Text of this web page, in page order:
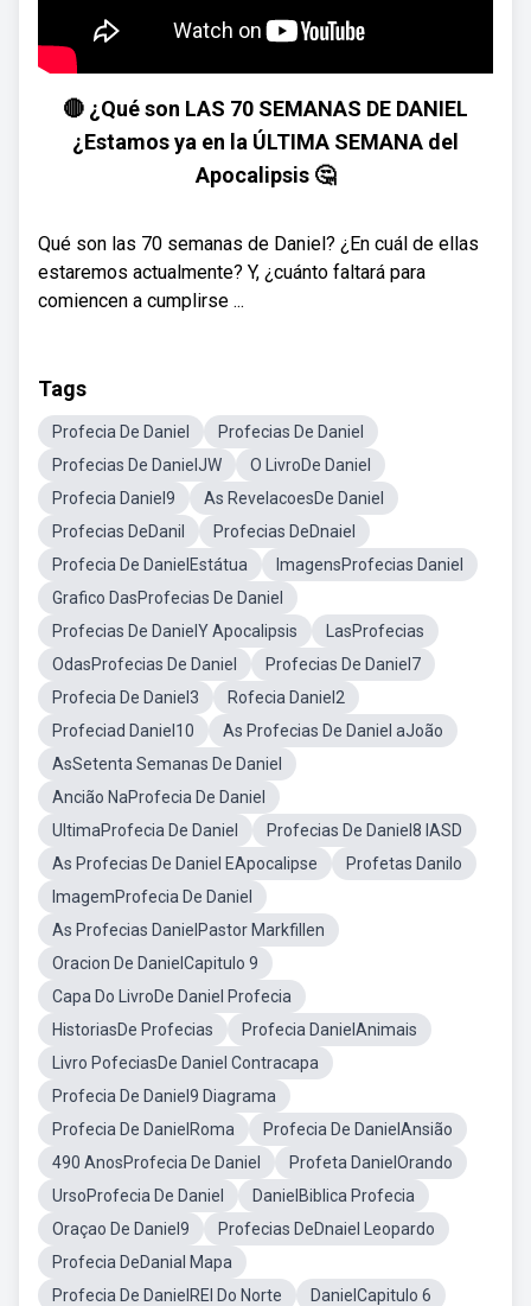
🔴 ¿Qué son LAS 70 SEMANAS DE DANIEL
¿Estamos ya en la ÚLTIMA SEMANA del
Apocalipsis 🤔
Qué son las 70 semanas de Daniel? ¿En cuál de ellas
estaremos actualmente? Y, ¿cuánto faltará para
comiencen a cumplirse ...
Tags
Profecia De Daniel
Profecias De Daniel
Profecias De DanielJW
O LivroDe Daniel
Profecia Daniel9
As RevelacoesDe Daniel
Profecias DeDanil
Profecias DeDnaiel
Profecia De DanielEstátua
ImagensProfecias Daniel
Grafico DasProfecias De Daniel
Profecias De DanielY Apocalipsis
LasProfecias
OdasProfecias De Daniel
Profecias De Daniel7
Profecia De Daniel3
Rofecia Daniel2
Profeciad Daniel10
As Profecias De Daniel aJoão
AsSetenta Semanas De Daniel
Ancião NaProfecia De Daniel
UltimaProfecia De Daniel
Profecias De Daniel8 IASD
As Profecias De Daniel EApocalipse
Profetas Danilo
ImagemProfecia De Daniel
As Profecias DanielPastor Markfillen
Oracion De DanielCapitulo 9
Capa Do LivroDe Daniel Profecia
HistoriasDe Profecias
Profecia DanielAnimais
Livro PofeciasDe Daniel Contracapa
Profecia De Daniel9 Diagrama
Profecia De DanielRoma
Profecia De DanielAnsião
490 AnosProfecia De Daniel
Profeta DanielOrando
UrsoProfecia De Daniel
DanielBiblica Profecia
Oraçao De Daniel9
Profecias DeDnaiel Leopardo
Profecia DeDanial Mapa
Profecia De DanielREI Do Norte
DanielCapitulo 6